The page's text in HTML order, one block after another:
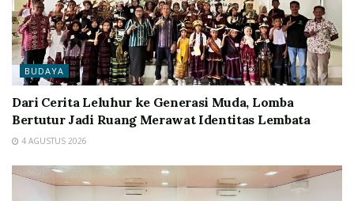
BUDAYA
Dari Cerita Leluhur ke Generasi Muda, Lomba
Bertutur Jadi Ruang Merawat Identitas Lembata
4 AGUSTUS 2026